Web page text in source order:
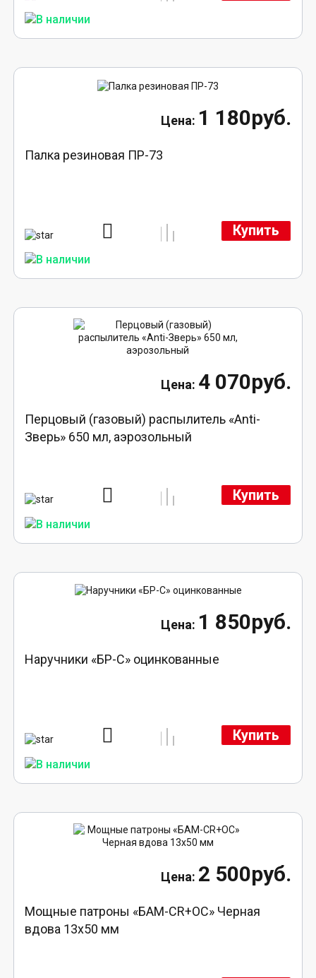
1 180руб.
Палка резиновая ПР-73
Купить
4 070руб.
Перцовый (газовый) распылитель «Anti-
Зверь» 650 мл, аэрозольный
Купить
1 850руб.
Наручники «БР-С» оцинкованные
Купить
2 500руб.
Мощные патроны «БАМ-CR+ОС» Черная
вдова 13х50 мм